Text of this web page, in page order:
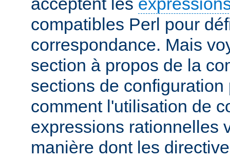
compatibles Perl pour
correspondance. Mais
section à propos de la
sections de
comment l'utilisation de
expressions rationnelles
manière dont les